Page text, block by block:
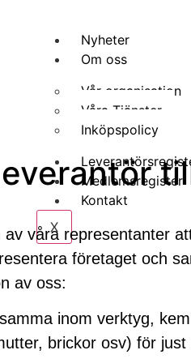
Nyheter
Om oss
Vår organisation
Våra Tjänster
Inköpspolicy
Medlemsregister
Kontakt
X
våra representanter
företaget och
av oss:
inom verktyg,
brickor osv) för just